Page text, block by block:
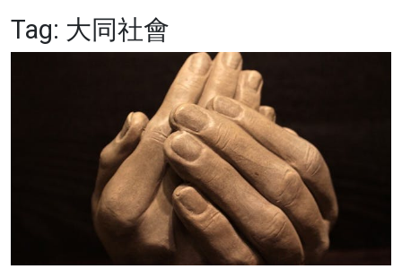
健康
Tag: 大同社會